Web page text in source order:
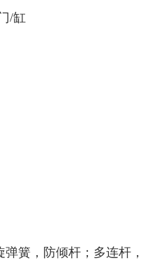
/缸
簧，防倾杆；多连杆